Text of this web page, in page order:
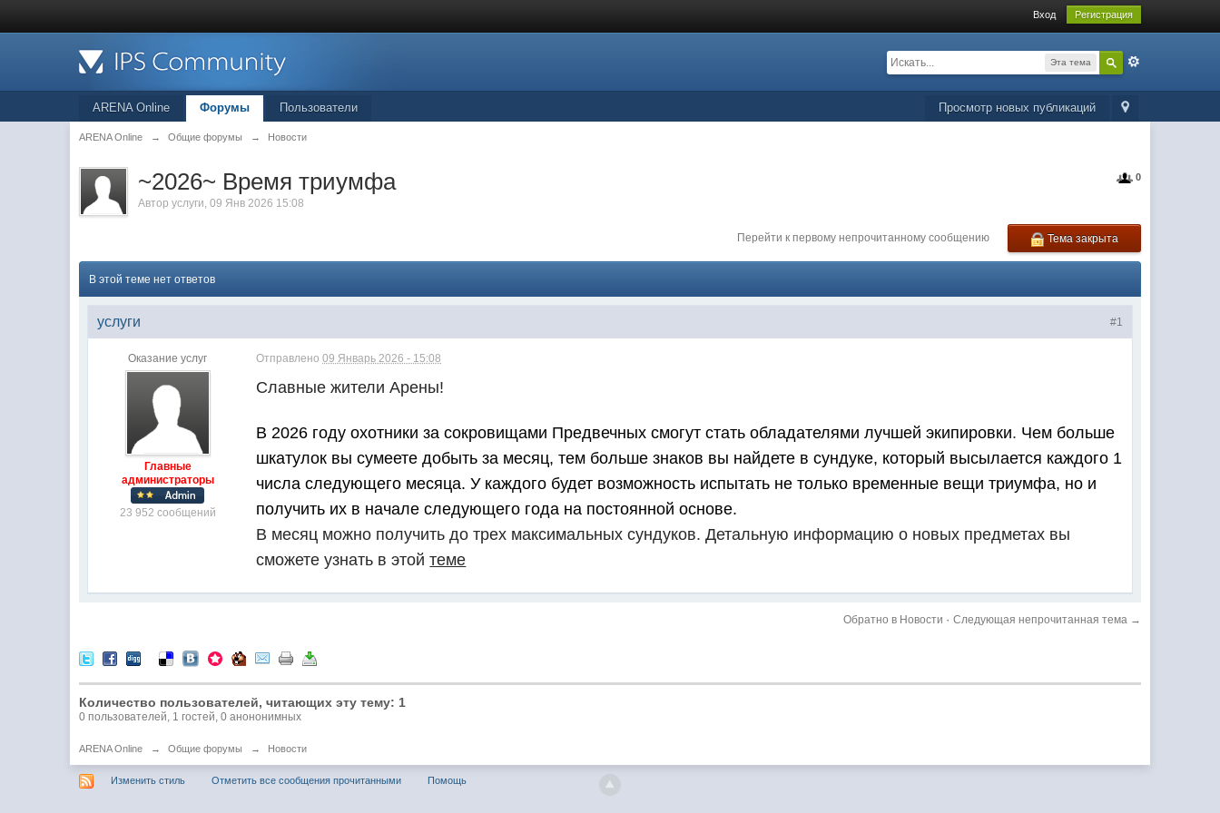
Вход Регистрация
Эта тема
Просмотр новых публикаций
ARENA Online Форумы Пользователи
ARENA Online → Общие форумы → Новости
0
~2026~ Время триумфа
Авторуслуги, 09 Янв 2026 15:08
Тема закрыта
Перейти к первому непрочитанному сообщению
В этой теме нет ответов
#1
услуги
Оказание услуг
Главные
администраторы
23 952 сообщений
Отправлено09 Январь 2026 - 15:08
Славные жители Арены!
В 2026 году охотники за сокровищами Предвечных смогут стать обладателями лучшей экипировки. Чем больше
шкатулок вы сумеете добыть за месяц, тем больше знаков вы найдете в сундуке, который высылается каждого 1
числа следующего месяца. У каждого будет возможность испытать не только временные вещи триумфа, но и
получить их в начале следующего года на постоянной основе.
В месяц можно получить до трех максимальных сундуков. Детальную информацию о новых предметах вы
сможете узнать в этойтеме
Обратно в Новости · Следующая непрочитанная тема →
Количество пользователей, читающих эту тему: 1
0 пользователей, 1 гостей, 0 анононимных
ARENA Online → Общие форумы → Новости
Изменить стиль Отметить все сообщения прочитанными Помощь